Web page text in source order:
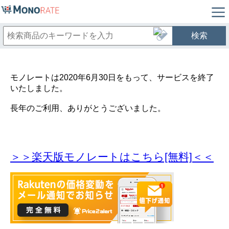
検索
モノレートは2020年6月30日をもって、サービスを終了
いたしました。
長年のご利用、ありがとうございました。
＞＞楽天版モノレートはこちら[無料]＜＜